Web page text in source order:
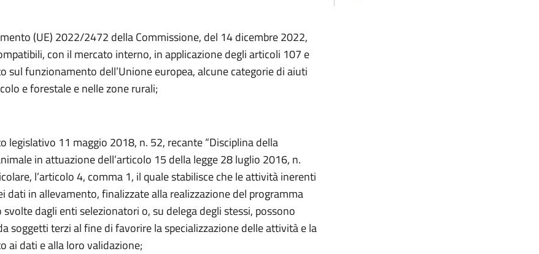
(UE) 2022/2472 della Commissione, del 14 dicembre 2022,
con il mercato interno, in applicazione degli articoli 107 e
sul funzionamento dell’Unione europea, alcune categorie di aiuti
e forestale e nelle zone rurali;
legislativo 11 maggio 2018, n. 52, recante “Disciplina della
in attuazione dell’articolo 15 della legge 28 luglio 2016, n.
l’articolo 4, comma 1, il quale stabilisce che le attività inerenti
dati in allevamento, finalizzate alla realizzazione del programma
dagli enti selezionatori o, su delega degli stessi, possono
soggetti terzi al fine di favorire la specializzazione delle attività e la
ai dati e alla loro validazione;